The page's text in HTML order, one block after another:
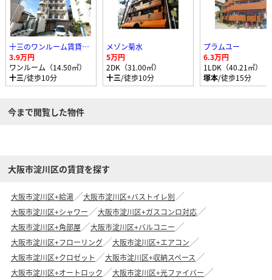
十三のワンルーム賃貸マンション
3.9万円
ワンルーム（14.50㎡）
十三/徒歩10分
メゾン菊水
5万円
2DK（31.00㎡）
十三/徒歩10分
プラムユー
6.3万円
1LDK（40.21㎡）
塚本/徒歩15分
今まで閲覧した物件
大阪市淀川区の賃貸を探す
大阪市淀川区+給湯
大阪市淀川区+バストイレ別
大阪市淀川区+シャワー
大阪市淀川区+ガスコンロ対応
大阪市淀川区+角部屋
大阪市淀川区+バルコニー
大阪市淀川区+フローリング
大阪市淀川区+エアコン
大阪市淀川区+クロゼット
大阪市淀川区+収納スペース
大阪市淀川区+オートロック
大阪市淀川区+光ファイバー